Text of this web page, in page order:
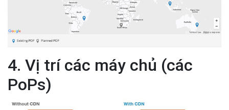
4. Vị trí các máy chủ (các
PoPs)